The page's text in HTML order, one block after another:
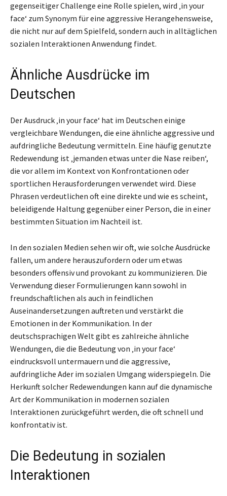
gegenseitiger Challenge eine Rolle spielen, wird ‚in your
face‘ zum Synonym für eine aggressive Herangehensweise,
die nicht nur auf dem Spielfeld, sondern auch in alltäglichen
sozialen Interaktionen Anwendung findet.
Ähnliche Ausdrücke im
Deutschen
Der Ausdruck ‚in your face‘ hat im Deutschen einige
vergleichbare Wendungen, die eine ähnliche aggressive und
aufdringliche Bedeutung vermitteln. Eine häufig genutzte
Redewendung ist ‚jemanden etwas unter die Nase reiben‘,
die vor allem im Kontext von Konfrontationen oder
sportlichen Herausforderungen verwendet wird. Diese
Phrasen verdeutlichen oft eine direkte und wie es scheint,
beleidigende Haltung gegenüber einer Person, die in einer
bestimmten Situation im Nachteil ist.
In den sozialen Medien sehen wir oft, wie solche Ausdrücke
fallen, um andere herauszufordern oder um etwas
besonders offensiv und provokant zu kommunizieren. Die
Verwendung dieser Formulierungen kann sowohl in
freundschaftlichen als auch in feindlichen
Auseinandersetzungen auftreten und verstärkt die
Emotionen in der Kommunikation. In der
deutschsprachigen Welt gibt es zahlreiche ähnliche
Wendungen, die die Bedeutung von ‚in your face‘
eindrucksvoll untermauern und die aggressive,
aufdringliche Ader im sozialen Umgang widerspiegeln. Die
Herkunft solcher Redewendungen kann auf die dynamische
Art der Kommunikation in modernen sozialen
Interaktionen zurückgeführt werden, die oft schnell und
konfrontativ ist.
Die Bedeutung in sozialen
Interaktionen